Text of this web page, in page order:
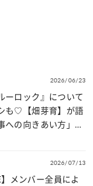
2026/06/23
ーロック』について
も♡【畑芽育】が語
への向きあい方」と
2026/07/13
】メンバー全員によ